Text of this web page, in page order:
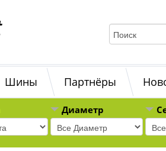
Шины Партнёры
Диаметр